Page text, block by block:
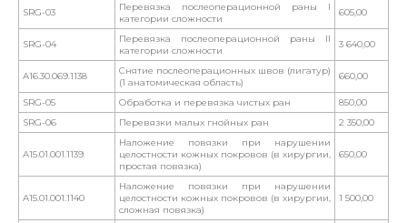
SRG-03
Перевязка послеоперационной раны I
категории сложности
605,00
SRG-04
Перевязка послеоперационной раны II
категории сложности
3 640,00
A16.30.069.1138
Снятие послеоперационных швов (лигатур)
(1 анатомическая область)
660,00
SRG-05 Обработка и перевязка чистых ран
850,00
SRG-06
Перевязки малых гнойных ран 2 350,00
A15.01.001.1139
Наложение повязки при нарушении
целостности кожных покровов (в хирургии,
простая повязка)
650,00
A15.01.001.1140
Наложение повязки при нарушении
целостности кожных покровов (в хирургии,
сложная повязка)
1 500,00